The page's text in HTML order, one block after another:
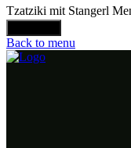
Tzatziki mit Stangerl
Back to menu